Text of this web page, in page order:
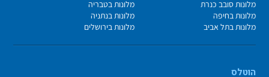
מלונות סובב כנרת
מלונות בטבריה
מלונות בחיפה
מלונות בנתניה
מלונות בתל אביב
מלונות בירושלים
הוטלס